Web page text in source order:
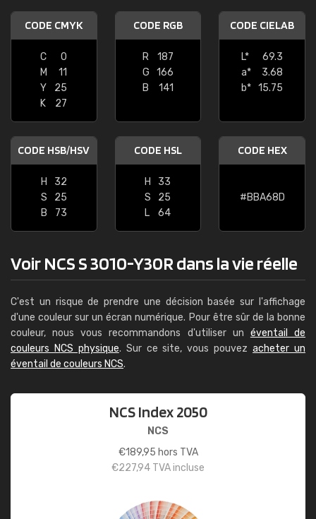
CODE CMYK
C
0
M
11
Y
25
K
27
CODE RGB
R
187
G
166
B
141
CODE CIELAB
L*
69.3
a*
3.68
b* 15.75
CODE HSB/HSV
H
32
S
25
B
73
CODE HSL
H
33
S
25
L
64
CODE HEX
#BBA68D
Voir NCS S 3010-Y30R dans la vie réelle
C'est un risque de prendre une décision basée sur l'affichage
d'une couleur sur un écran numérique. Pour être sûr de la bonne
couleur, nous vous recommandons d'utiliser un éventail de
couleurs NCS physique. Sur ce site, vous pouvezacheter un
éventail de couleurs NCS.
NCS Index 2050
NCS
€189,95 hors TVA
€227,94 TVA incluse